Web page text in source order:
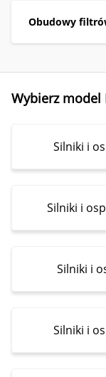
Obudowy
Wybierz model
Silniki i
Silniki i
Silniki i
Silniki i